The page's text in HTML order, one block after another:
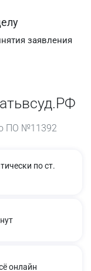
заявления
ПО №11392
по ст.
онлайн